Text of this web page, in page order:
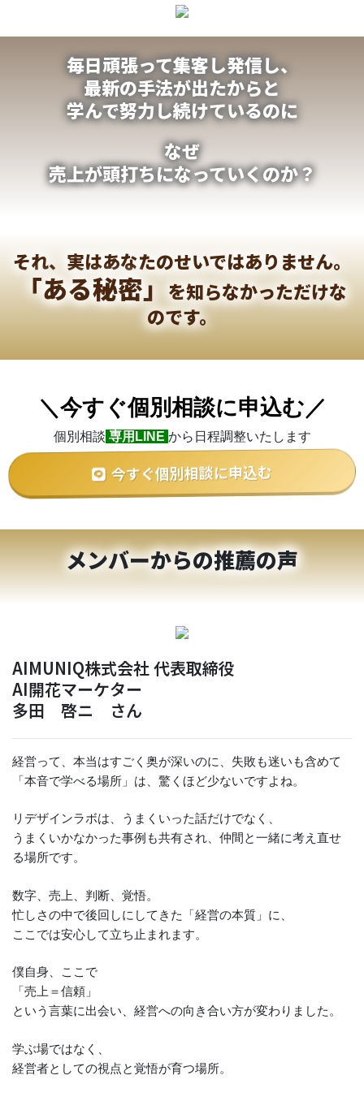
毎日頑張って集客し発信し、
最新の手法が出たからと
学んで努力し続けているのに
なぜ
売上が頭打ちになっていくのか？
それ、実はあなたのせいではありません。
「ある秘密」を知らなかっただけな
のです。
＼今すぐ個別相談に申込む／
個別相談 専用LINE から日程調整いたします
今すぐ個別相談に申込む
メンバーからの推薦の声
AIMUNIQ株式会社 代表取締役
AI開花マーケター
多田 啓ニ さん
経営って、本当はすごく奥が深いのに、失敗も迷いも含めて
「本音で学べる場所」は、驚くほど少ないですよね。
リデザインラボは、うまくいった話だけでなく、
うまくいかなかった事例も共有され、仲間と一緒に考え直せ
る場所です。
数字、売上、判断、覚悟。
忙しさの中で後回しにしてきた「経営の本質」に、
ここでは安心して立ち止まれます。
僕自身、ここで
「売上＝信頼」
という言葉に出会い、経営への向き合い方が変わりました。
学ぶ場ではなく、
経営者としての視点と覚悟が育つ場所。